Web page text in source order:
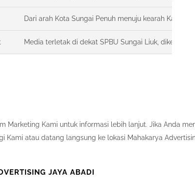
Dari arah Kota Sungai Penuh menuju kearah Kayu
Media terletak di dekat SPBU Sungai Liuk,
Marketing Kami untuk informasi lebih lanjut. Jika Anda
Kami atau datang langsung ke lokasi Mahakarya
JAYA ABADI